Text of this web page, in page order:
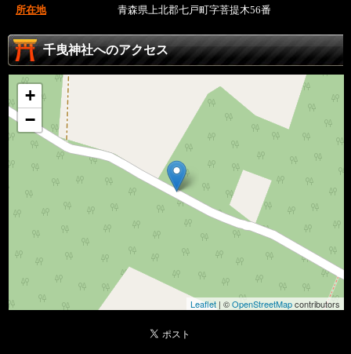
所在地 青森県上北郡七戸町字菩提木56番
千曳神社へのアクセス
+
−
Leaflet | ©OpenStreetMapcontributors